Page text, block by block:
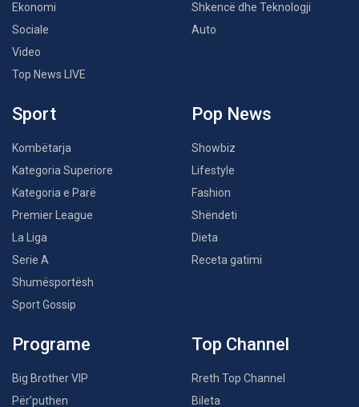
Ekonomi
Sociale
Video
Top News LIVE
Shkencë dhe Teknologji
Auto
Sport
Kombëtarja
Kategoria Superiore
Kategoria e Parë
Premier League
La Liga
Serie A
Shumësportësh
Sport Gossip
Pop News
Showbiz
Lifestyle
Fashion
Shëndeti
Dieta
Receta gatimi
Programe
Big Brother VIP
Për’puthen
Top Channel
Rreth Top Channel
Bileta